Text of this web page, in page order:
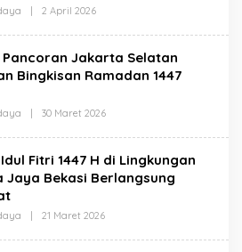
| 2 April 2026Oleh
Pancoran Jakarta Selatan
Bingkisan Ramadan 1447
| 30 Maret 2026Oleh
Fitri 1447 H di Lingkungan
Jaya Bekasi Berlangsung
| 21 Maret 2026Oleh